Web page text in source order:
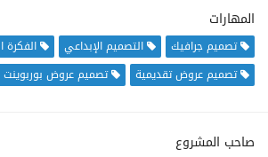
المهارات
تصميم جرافيك التصميم الإبداعي
الفكرة
تصميم عروض تقديمية
تصميم عروض بوربوينت
صاحب المشروع